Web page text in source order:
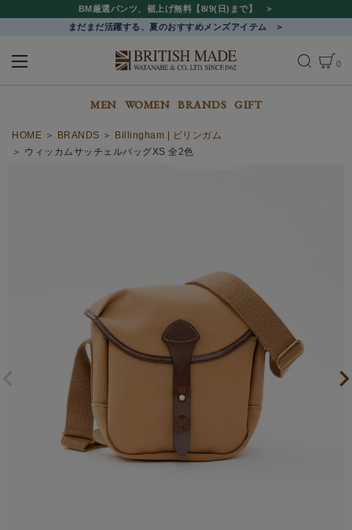
BM厳選パンツ、裾上げ無料【8/9(日)まで】
まだまだ活躍する、夏のおすすめメンズアイテム
0
MEN WOMEN BRANDS GIFT
HOME BRANDS
Billingham | ビリンガム
ウィッカムサッチェルバッグXS 全2色